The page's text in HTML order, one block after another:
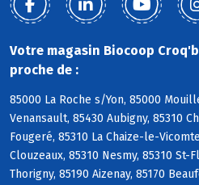
Votre magasin Biocoop
proche de :
85000 La Roche s/Yon, 85000
Venansault, 85430 Aubigny, 85310
Fougeré, 85310 La Chaize-le-
Clouzeaux, 85310 Nesmy, 85310 St-
Thorigny, 85190 Aizenay, 85170